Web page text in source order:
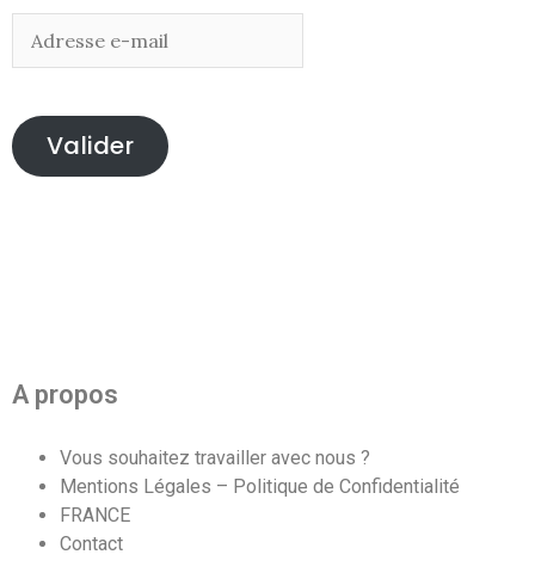
Valider
A propos
Vous souhaitez travailler avec nous ?
Mentions Légales – Politique de Confidentialité
FRANCE
Contact